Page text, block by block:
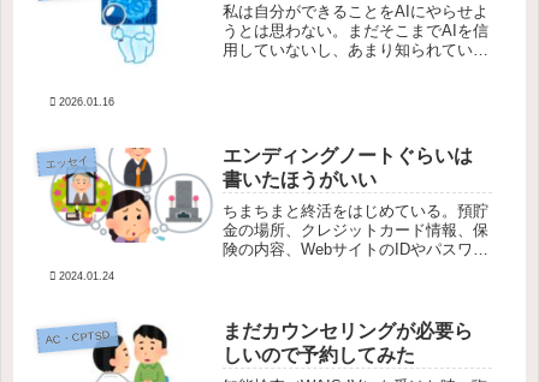
私は自分ができることをAIにやらせよ
うとは思わない。まだそこまでAIを信
用していないし、あまり知られていな
2026.01.16
エッセイ
エンディングノートぐらいは
書いたほうがいい
ちまちまと終活をはじめている。預貯
金の場所、クレジットカード情報、保
険の内容、WebサイトのIDやパスワー
一通りのことはエンディングノート...
2024.01.24
AC・CPTSD
まだカウンセリングが必要ら
しいので予約してみた